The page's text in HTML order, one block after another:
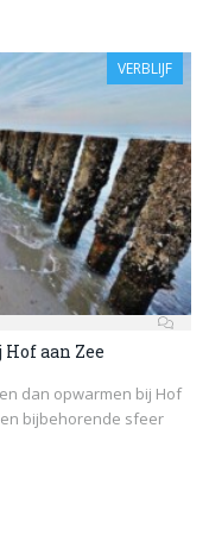
VERBLIJF
aan Zee
dan opwarmen bij Hof
bijbehorende sfeer